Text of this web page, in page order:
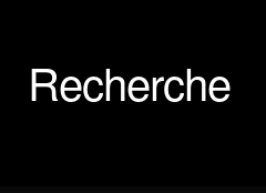
Recherche